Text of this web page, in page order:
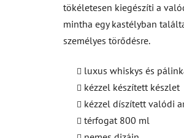
tökéletesen kiegészíti a
mintha egy kastélyban
személyes törődésre.
luxus whiskys és
kézzel készített készlet
kézzel díszített valódi
térfogat 800 ml